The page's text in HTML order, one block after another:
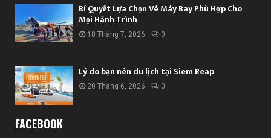
Bí Quyết Lựa Chọn Vé Máy Bay Phù Hợp Cho
Mọi Hành Trình
18 Tháng 7, 2026 0
Lý do bạn nên du lịch tại Siem Reap
20 Tháng 6, 2026 0
FACEBOOK